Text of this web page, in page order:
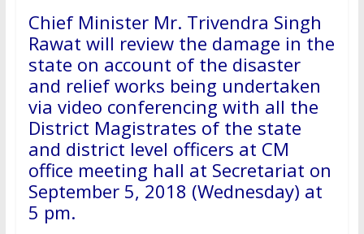
Chief Minister Mr. Trivendra Singh
Rawat will review the damage in the
state on account of the disaster
and relief works being undertaken
via video conferencing with all the
District Magistrates of the state
and district level officers at CM
office meeting hall at Secretariat on
September 5, 2018 (Wednesday) at
5 pm.